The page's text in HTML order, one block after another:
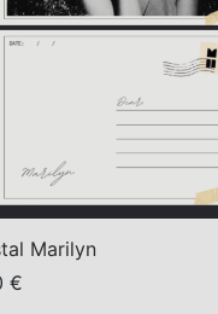
Marilyn
€